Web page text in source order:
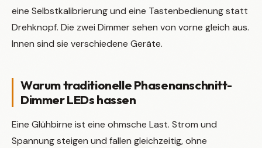
eine Selbstkalibrierung und eine Tastenbedienung statt
Drehknopf. Die zwei Dimmer sehen von vorne gleich aus.
Innen sind sie verschiedene Geräte.
Warum traditionelle Phasenanschnitt-
Dimmer LEDs hassen
Eine Glühbirne ist eine ohmsche Last. Strom und
Spannung steigen und fallen gleichzeitig, ohne